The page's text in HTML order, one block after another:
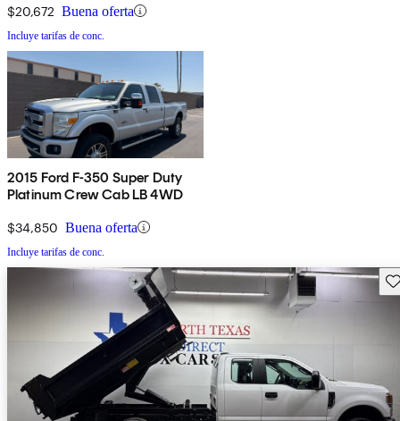
$20,672 Buena oferta
Incluye tarifas de conc.
2015 Ford F-350 Super Duty
Platinum Crew Cab LB 4WD
$34,850 Buena oferta
Incluye tarifas de conc.